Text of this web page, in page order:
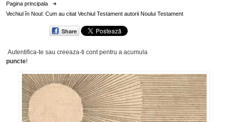
Pagina principala
Vechiul în Noul: Cum au citat Vechiul Testament autorii Noului Testament
Share
Autentifica-te sau creeaza-ti contpentru a acumula
puncte!